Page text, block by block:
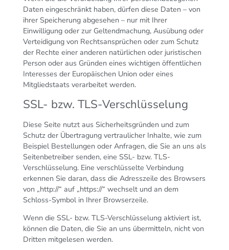
Daten eingeschränkt haben, dürfen diese Daten – von
ihrer Speicherung abgesehen – nur mit Ihrer
Einwilligung oder zur Geltendmachung, Ausübung oder
Verteidigung von Rechtsansprüchen oder zum Schutz
der Rechte einer anderen natürlichen oder juristischen
Person oder aus Gründen eines wichtigen öffentlichen
Interesses der Europäischen Union oder eines
Mitgliedstaats verarbeitet werden.
SSL- bzw. TLS-Verschlüsselung
Diese Seite nutzt aus Sicherheitsgründen und zum
Schutz der Übertragung vertraulicher Inhalte, wie zum
Beispiel Bestellungen oder Anfragen, die Sie an uns als
Seitenbetreiber senden, eine SSL- bzw. TLS-
Verschlüsselung. Eine verschlüsselte Verbindung
erkennen Sie daran, dass die Adresszeile des Browsers
von „http://“ auf „https://“ wechselt und an dem
Schloss-Symbol in Ihrer Browserzeile.
Wenn die SSL- bzw. TLS-Verschlüsselung aktiviert ist,
können die Daten, die Sie an uns übermitteln, nicht von
Dritten mitgelesen werden.